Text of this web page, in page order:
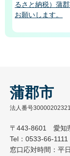
るさと納税）蒲
お願いします。
蒲郡市
法人番号
〒443-8601 愛知
Tel：0533-66-1111
窓口応対時間：平